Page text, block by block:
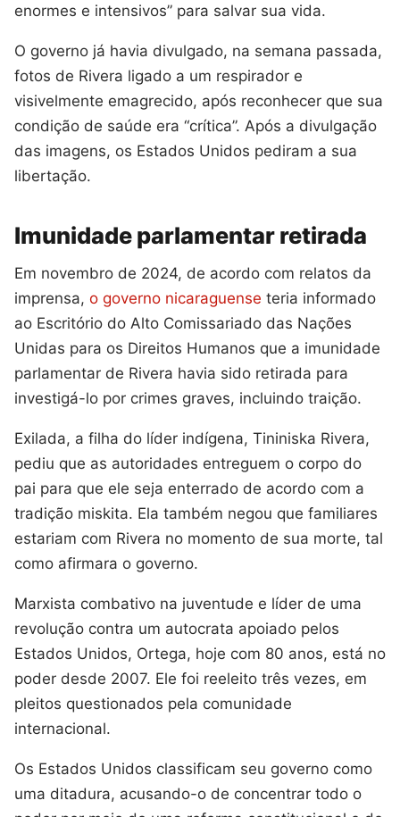
enormes e intensivos” para salvar sua vida.
O governo já havia divulgado, na semana passada,
fotos de Rivera ligado a um respirador e
visivelmente emagrecido, após reconhecer que sua
condição de saúde era “crítica”. Após a divulgação
das imagens, os Estados Unidos pediram a sua
libertação.
Imunidade parlamentar retirada
Em novembro de 2024, de acordo com relatos da
imprensa, o governo nicaraguense teria informado
ao Escritório do Alto Comissariado das Nações
Unidas para os Direitos Humanos que a imunidade
parlamentar de Rivera havia sido retirada para
investigá-lo por crimes graves, incluindo traição.
Exilada, a filha do líder indígena, Tininiska Rivera,
pediu que as autoridades entreguem o corpo do
pai para que ele seja enterrado de acordo com a
tradição miskita. Ela também negou que familiares
estariam com Rivera no momento de sua morte, tal
como afirmara o governo.
Marxista combativo na juventude e líder de uma
revolução contra um autocrata apoiado pelos
Estados Unidos, Ortega, hoje com 80 anos, está no
poder desde 2007. Ele foi reeleito três vezes, em
pleitos questionados pela comunidade
internacional.
Os Estados Unidos classificam seu governo como
uma ditadura, acusando-o de concentrar todo o